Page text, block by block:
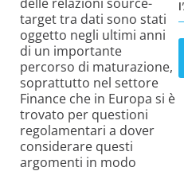
target tra dati sono stati
oggetto negli ultimi anni
di un importante
percorso di maturazione,
soprattutto nel settore
Finance che in Europa si è
trovato per questioni
regolamentari a dover
considerare questi
argomenti in modo